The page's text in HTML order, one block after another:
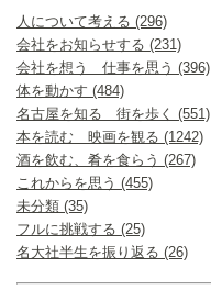
人について考える (296)
会社をお知らせする (231)
会社を想う 仕事を思う (396)
体を動かす (484)
名古屋を知る 街を歩く (551)
本を読む 映画を観る (1242)
酒を飲む、肴を食らう (267)
これからを思う (455)
未分類 (35)
フルに挑戦する (25)
名大社半生を振り返る (26)